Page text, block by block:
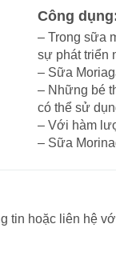
Công
– Trong sữa
sự phát triển
– Sữa
– Những bé
có thể sử
– Với hàm
– Sữa
tin hoặc liên hệ